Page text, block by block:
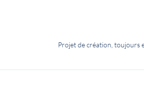
Projet de création, toujours